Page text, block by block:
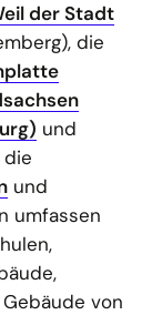
der Stadt
die
und
und
umfassen
von